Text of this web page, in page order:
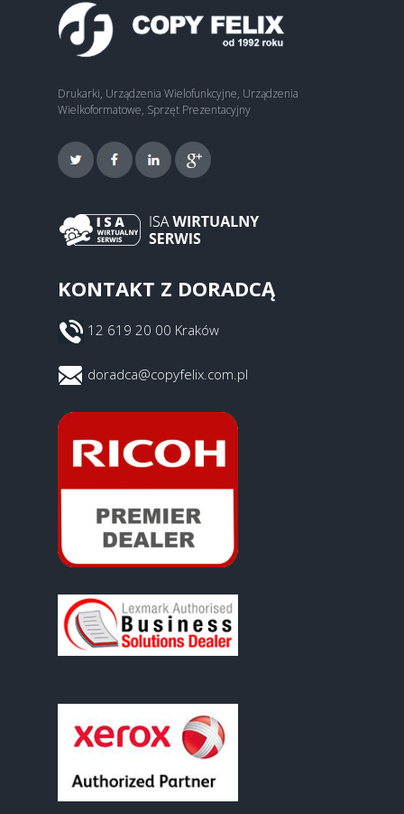
Drukarki, Urządzenia Wielofunkcyjne, Urządzenia
Wielkoformatowe, Sprzęt Prezentacyjny
KONTAKT Z DORADCĄ
12 619 20 00 Kraków
doradca@copyfelix.com.pl